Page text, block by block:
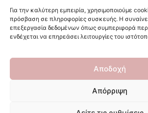
Για την καλύτερη εμπειρία, χρησιμοποιούμε
πρόσβαση σε πληροφορίες συσκευής. Η
επεξεργασία δεδομένων όπως συμπεριφορά
ενδέχεται να επηρεάσει λειτουργίες του
Αποδοχή
Απόρριψη
Ακολουθήστε μας